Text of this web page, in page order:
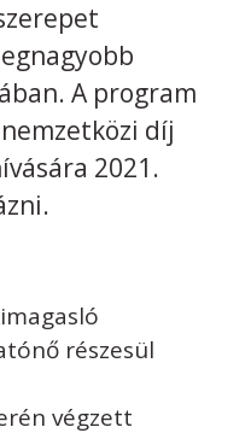
unescohungary
Technikai információk
A program
díj
2021.
részesül
végzett